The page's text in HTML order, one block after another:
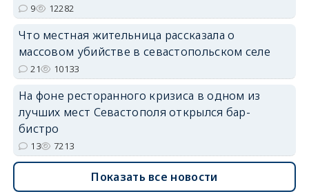
9 12282
Что местная жительница рассказала о
массовом убийстве в севастопольском селе
21 10133
На фоне ресторанного кризиса в одном из
лучших мест Севастополя открылся бар-
бистро
13 7213
Показать все новости